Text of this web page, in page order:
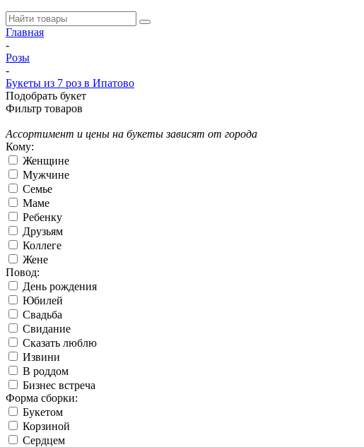
Главная
-
Розы
-
Букеты из 7 роз в Ипатово
Подобрать букет
Фильтр товаров
Ассортимент и цены на букеты зависят от города
Кому:
Женщине
Мужчине
Семье
Маме
Ребенку
Друзьям
Коллеге
Жене
Повод:
День рождения
Юбилей
Свадьба
Свидание
Сказать люблю
Извини
В роддом
Бизнес встреча
Форма сборки:
Букетом
Корзиной
Сердцем